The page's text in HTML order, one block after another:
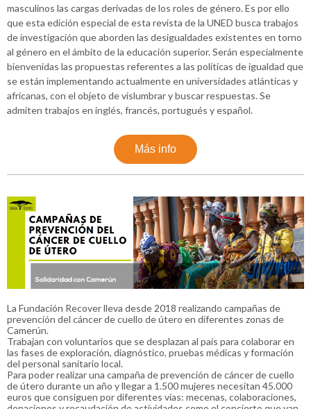
masculinos las cargas derivadas de los roles de género. Es por ello
que esta edición especial de esta revista de la UNED busca trabajos
de investigación que aborden las desigualdades existentes en torno
al género en el ámbito de la educación superior. Serán especialmente
bienvenidas las propuestas referentes a las políticas de igualdad que
se están implementando actualmente en universidades atlánticas y
africanas, con el objeto de vislumbrar y buscar respuestas. Se
admiten trabajos en inglés, francés, portugués y español.
Más info
La Fundación Recover lleva desde 2018 realizando campañas de
prevención del cáncer de cuello de útero en diferentes zonas de
Camerún.
Trabajan con voluntarios que se desplazan al país para colaborar en
las fases de exploración, diagnóstico, pruebas médicas y formación
del personal sanitario local.
Para poder realizar una campaña de prevención de cáncer de cuello
de útero durante un año y llegar a 1.500 mujeres necesitan 45.000
euros que consiguen por diferentes vías: mecenas, colaboraciones,